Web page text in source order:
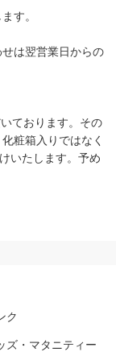
す。
は翌営業日からの
ております。その
粧箱入りではなく
いたします。予め
ク
ズ・マタニティー